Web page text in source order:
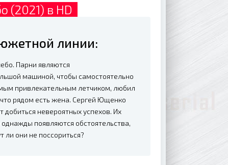
(2021) в HD
линии:
Парни являются
машиной, чтобы самостоятельно
привлекательным летчиком, любил
рядом есть жена. Сергей Ющенко
невероятных успехов. Их
появляются обстоятельства,
они не поссориться?